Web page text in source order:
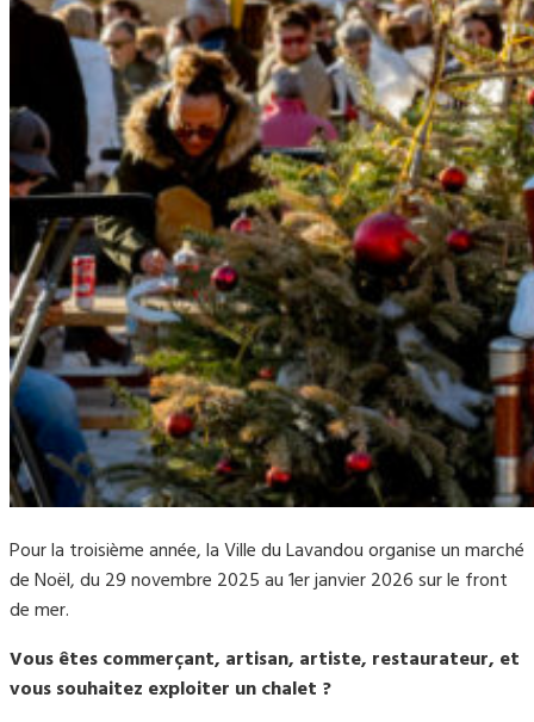
Pour la troisième année, la Ville du Lavandou organise un marché
de Noël, du 29 novembre 2025 au 1er janvier 2026 sur le front
de mer.
Vous êtes commerçant, artisan, artiste, restaurateur, et
vous souhaitez exploiter un chalet ?